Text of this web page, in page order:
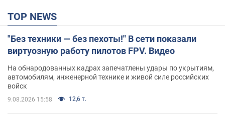
TOP NEWS
"Без техники — без пехоты!" В сети показали
виртуозную работу пилотов FPV. Видео
На обнародованных кадрах запечатлены удары по укрытиям,
автомобилям, инженерной технике и живой силе российских
войск
9.08.2026 15:58 12,6 т.